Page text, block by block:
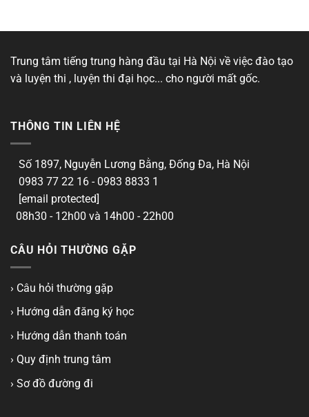
Trung tâm tiếng trung hàng đầu tại Hà Nội về việc đào tạo
và luyện thi , luyện thi đại học... cho người mất gốc.
THÔNG TIN LIÊN HỆ
Số 1897, Nguyễn Lương Bằng, Đống Đa, Hà Nội
0983 77 22 16 - 0983 8833 1
[email protected]
08h30 - 12h00 và 14h00 - 22h00
CÂU HỎI THƯỜNG GẶP
› Câu hỏi thường gặp
› Hướng dẫn đăng ký học
› Hướng dẫn thanh toán
› Quy định trung tâm
› Sơ đồ đường đi